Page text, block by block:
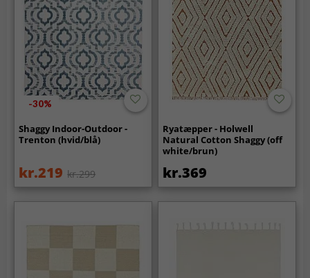
-30%
Shaggy Indoor-Outdoor -
Trenton (hvid/blå)
kr.219 kr.299
Ryatæpper - Holwell
Natural Cotton Shaggy (off
white/brun)
kr.369